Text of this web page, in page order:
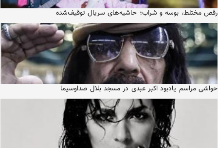
رقص مختلط، بوسه و شراب؛ حاشیه‌های سریال توقیف‌شده
حواشی مراسم یادبود اکبر عبدی در مسجد بلال صداوسیما